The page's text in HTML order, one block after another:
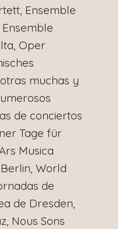
Ensemble
Oper
muchas y
de conciertos
Tage für
Musica
World
de
de Dresden,
Nous Sons